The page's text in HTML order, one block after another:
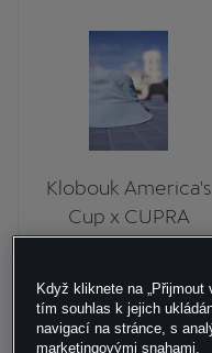
Klobouk America's
Cup x CUPRA
Když kliknete na
tím souhlas k jejich
navigací na stránce, s
marketingovými snahami.